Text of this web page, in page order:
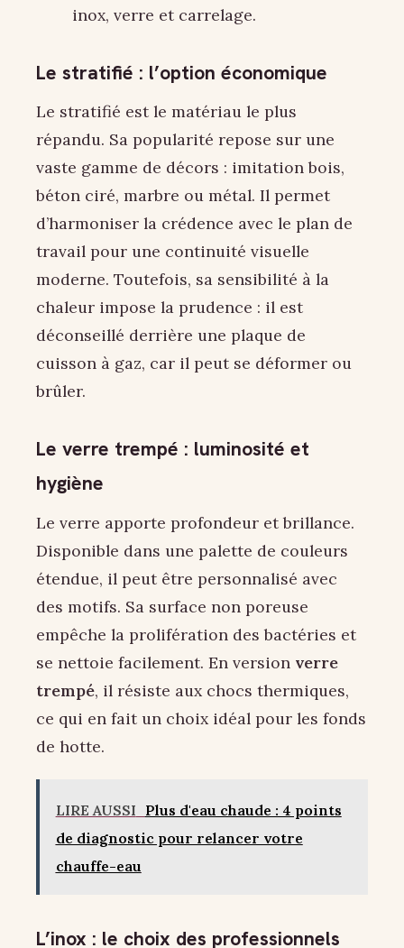
inox, verre et carrelage.
Le stratifié : l’option économique
Le stratifié est le matériau le plus
répandu. Sa popularité repose sur une
vaste gamme de décors : imitation bois,
béton ciré, marbre ou métal. Il permet
d’harmoniser la crédence avec le plan de
travail pour une continuité visuelle
moderne. Toutefois, sa sensibilité à la
chaleur impose la prudence : il est
déconseillé derrière une plaque de
cuisson à gaz, car il peut se déformer ou
brûler.
Le verre trempé : luminosité et
hygiène
Le verre apporte profondeur et brillance.
Disponible dans une palette de couleurs
étendue, il peut être personnalisé avec
des motifs. Sa surface non poreuse
empêche la prolifération des bactéries et
se nettoie facilement. En version verre
trempé, il résiste aux chocs thermiques,
ce qui en fait un choix idéal pour les fonds
de hotte.
LIRE AUSSI Plus d'eau chaude : 4 points
de diagnostic pour relancer votre
chauffe-eau
L’inox : le choix des professionnels